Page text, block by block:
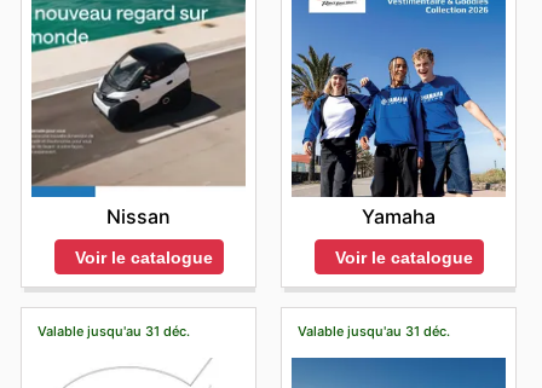
Nissan
Voir le catalogue
Yamaha
Voir le catalogue
Valable jusqu'au 31 déc. Valable jusqu'au 31 déc.